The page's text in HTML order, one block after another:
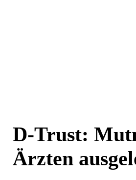
D-Trust:
Ärzten